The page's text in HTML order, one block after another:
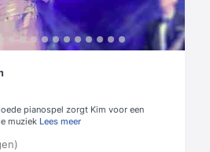
pianospel zorgt Kim voor een
muziek Lees meer